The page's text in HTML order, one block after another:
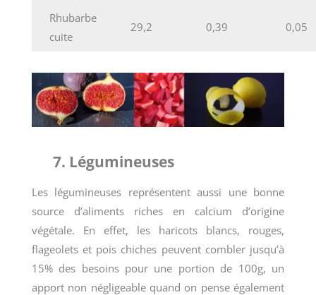
Rhubarbe
cuite
29,2 0,39 0,05
7. Légumineuses
Les légumineuses représentent aussi une bonne
source d’aliments riches en calcium d’origine
végétale. En effet, les haricots blancs, rouges,
flageolets et pois chiches peuvent combler jusqu’à
15% des besoins pour une portion de 100g, un
apport non négligeable quand on pense également